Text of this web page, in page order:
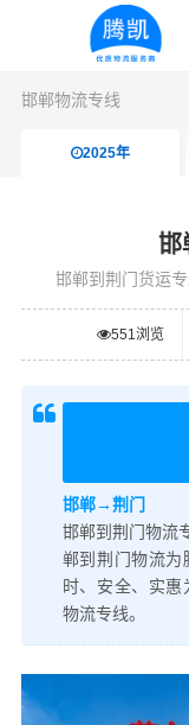
邯郸物流专线
2025年
邯
邯郸到荆门货运
551浏览
邯郸→荆门
邯郸到荆门物流
郸到荆门物流为
时、安全、实
物流专线。